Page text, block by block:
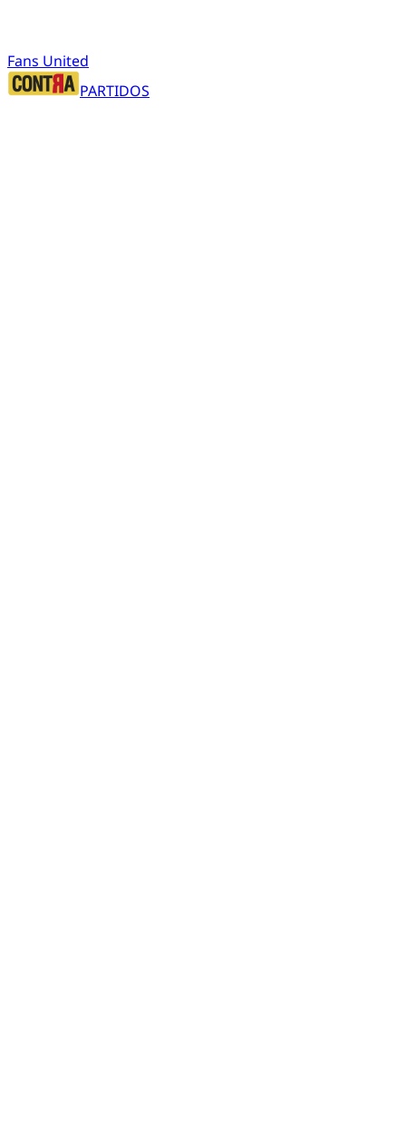
Fans United
PARTIDOS